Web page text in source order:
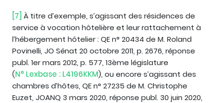
[7] À titre d’exemple, s’agissant des résidences de
service à vocation hôtelière et leur rattachement à
l’hébergement hôtelier : QE n° 20434 de M. Roland
Povinelli, JO Sénat 20 octobre 2011, p. 2676, réponse
publ. 1er mars 2012, p. 577, 13ème législature
(N° Lexbase : L4196KKM), ou encore s’agissant des
chambres d’hôtes, QE n° 27235 de M. Christophe
Euzet, JOANQ 3 mars 2020, réponse publ. 30 juin 2020,